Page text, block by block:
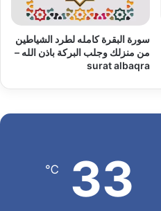
سورة البقرة كامله لطرد الشياطين
من منزلك وجلب البركة باذن الله –
surat albaqra
33
℃